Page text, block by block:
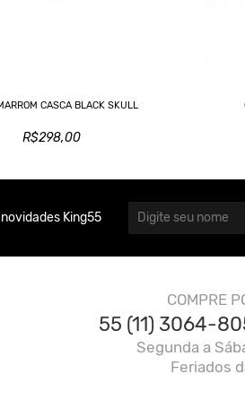
CASCA BLACK SKULL
R$298,00
King55
COMPRE
55 (11) 3064-
Segunda a
Feriados